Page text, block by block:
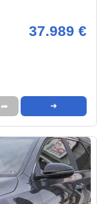
37.989 €
➦ ➜